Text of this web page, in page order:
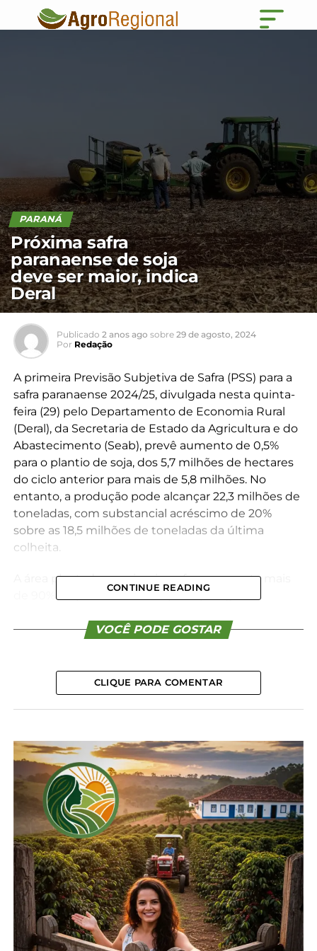
PARANÁ
Próxima safra
paranaense de soja
deve ser maior, indica
Deral
Publicado 2 anos ago sobre 29 de agosto, 2024
Por Redação
A primeira Previsão Subjetiva de Safra (PSS) para a
safra paranaense 2024/25, divulgada nesta quinta-
feira (29) pelo Departamento de Economia Rural
(Deral), da Secretaria de Estado da Agricultura e do
Abastecimento (Seab), prevê aumento de 0,5%
para o plantio de soja, dos 5,7 milhões de hectares
do ciclo anterior para mais de 5,8 milhões. No
entanto, a produção pode alcançar 22,3 milhões de
toneladas, com substancial acréscimo de 20%
sobre as 18,5 milhões de toneladas da última
colheita.
A área plantada na primeira safra representa mais
de 90% do plantio entre os principais grãos
agricultura paranaense e em geral tem ótimo
O plantio será liberado em 10 de setembro, quando
termina o vazio sanitário da ferrugem asiática. As
nas safras de milho, feijão e batata.
Seab-PR com edição.
Compartilhe isso:
Facebook 18+
Relacionado
Deral confirma queda de
Safra ganha volume e
CONTINUE READING
VOCÊ PODE GOSTAR
CLIQUE PARA COMENTAR